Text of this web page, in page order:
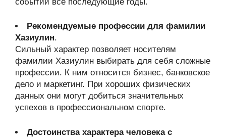
Рекомендуемые профессии для фамилии
Хазиулин.
Сильный характер позволяет носителям
фамилии Хазиулин выбирать для себя сложные
профессии. К ним относится бизнес, банковское
дело и маркетинг. При хороших физических
данных они могут добиться значительных
успехов в профессиональном спорте.
Достоинства характера человека с